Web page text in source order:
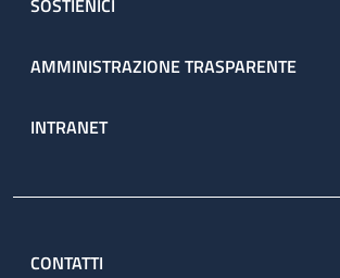
SOSTIENICI
AMMINISTRAZIONE TRASPARENTE
INTRANET
CONTATTI